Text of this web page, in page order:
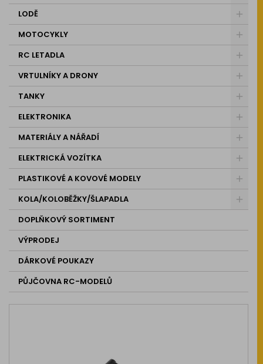
LODĚ
MOTOCYKLY
RC LETADLA
VRTULNÍKY A DRONY
TANKY
ELEKTRONIKA
MATERIÁLY A NÁŘADÍ
ELEKTRICKÁ VOZÍTKA
PLASTIKOVÉ A KOVOVÉ MODELY
KOLA/KOLOBĚŽKY/ŠLAPADLA
DOPLŇKOVÝ SORTIMENT
VÝPRODEJ
DÁRKOVÉ POUKAZY
PŮJČOVNA RC-MODELŮ